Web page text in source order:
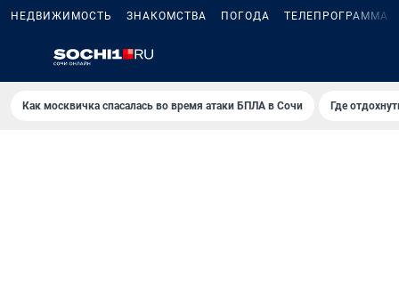
НЕДВИЖИМОСТЬ ЗНАКОМСТВА ПОГОДА ТЕЛЕПРОГРАММА
Как москвичка спасалась во время атаки БПЛА в Сочи Где